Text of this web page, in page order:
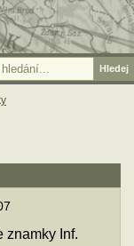
znamky Inf.